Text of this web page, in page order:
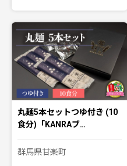
丸麺5本セットつゆ付き (10
食分)「KANRAブ…
群馬県甘楽町